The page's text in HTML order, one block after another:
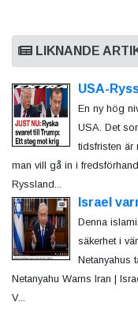
LIKNANDE
USA-
En ny hög
USA. Det
tidsfristen är
man vill gå in i
Ryssland...
Israel
Denna
säkerhet i
Netanyahus
Netanyahu Warns Iran |
V...